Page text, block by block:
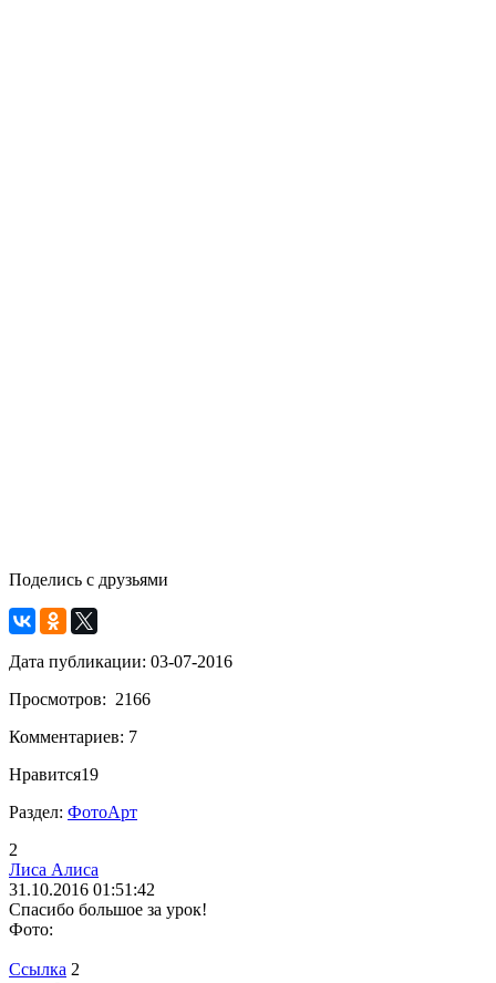
Поделись с друзьями
Дата публикации: 03-07-2016
Просмотров: 2166
Комментариев: 7
Нравится19
Раздел:ФотоАрт
Лиса Алиса
31.10.2016 01:51:42
Спасибо большое за урок!
Фото:
Ссылка 2